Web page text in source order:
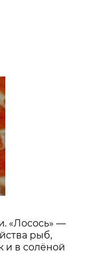
«Лосось» —
рыб,
и в солёной